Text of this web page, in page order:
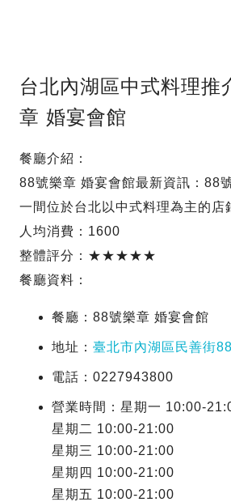
台北內湖區中式料理推
章 婚宴會館
餐廳介紹：
88號樂章 婚宴會館最新資訊：88
一間位於台北以中式料理為主的店
人均消費：1600
整體評分：★★★★★
餐廳資料：
餐廳：88號樂章 婚宴會館
地址： 臺北市內湖區民善街
電話：0227943800
營業時間：星期一 10:00-
星期二 10:00-21:00
星期三 10:00-21:00
星期四 10:00-21:00
星期五 10:00-21:00